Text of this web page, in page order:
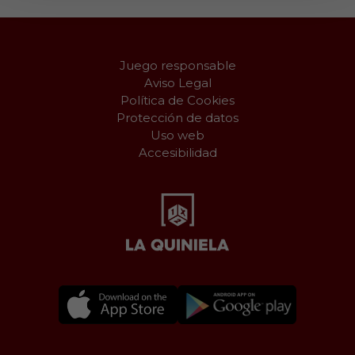
Juego responsable
Aviso Legal
Política de Cookies
Protección de datos
Uso web
Accesibilidad